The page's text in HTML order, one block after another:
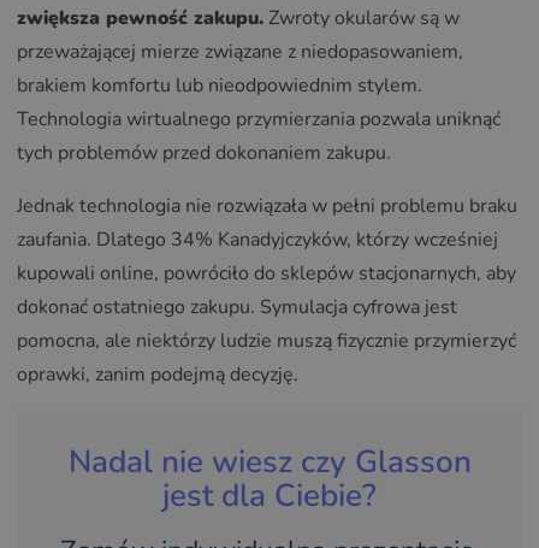
zwiększa pewność zakupu. Zwroty okularów są w
przeważającej mierze związane z niedopasowaniem,
brakiem komfortu lub nieodpowiednim stylem.
Technologia wirtualnego przymierzania pozwala uniknąć
tych problemów przed dokonaniem zakupu.
Jednak technologia nie rozwiązała w pełni problemu braku
zaufania. Dlatego 34% Kanadyjczyków, którzy wcześniej
kupowali online, powróciło do sklepów stacjonarnych, aby
dokonać ostatniego zakupu. Symulacja cyfrowa jest
pomocna, ale niektórzy ludzie muszą fizycznie przymierzyć
oprawki, zanim podejmą decyzję.
Nadal nie wiesz czy Glasson
jest dla Ciebie?